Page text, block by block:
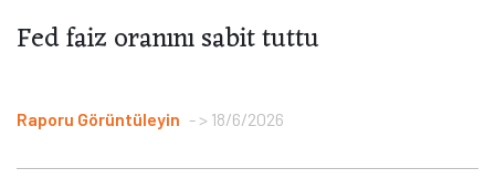
Fed faiz oranını sabit tuttu
Raporu Görüntüleyin > 18/6/2026